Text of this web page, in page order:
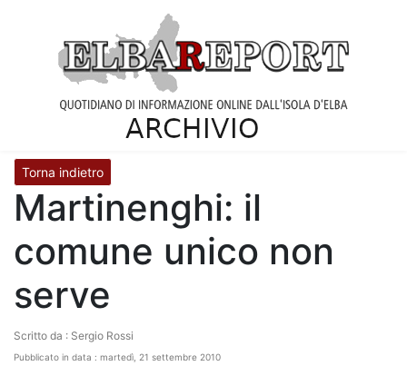
Torna indietro
Martinenghi: il
comune unico non
serve
Scritto da : Sergio Rossi
Pubblicato in data : martedì, 21 settembre 2010